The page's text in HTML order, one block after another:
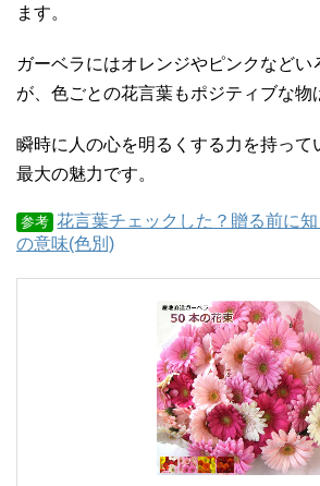
ます。
ガーベラにはオレンジやピンクなどい
が、色ごとの花言葉もポジティブな物
瞬時に人の心を明るくする力を持って
最大の魅力です。
参考 花言葉チェックした？贈る前に
の意味(色別)